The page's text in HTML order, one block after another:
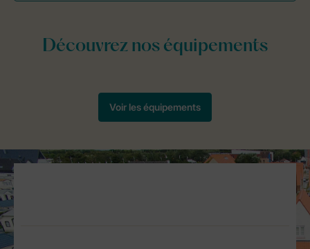
Service Rating from our guests